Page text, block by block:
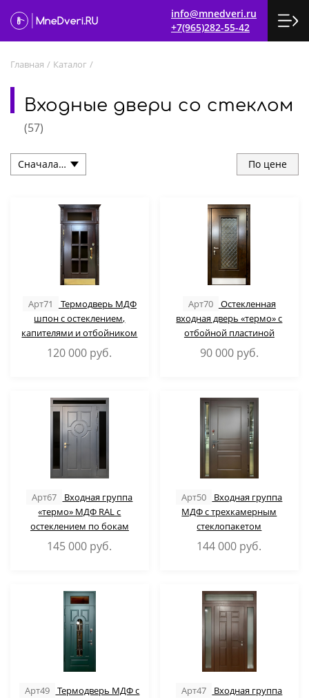
info@mnedveri.ru
+7(965)282-55-42
Главная / Каталог /
Входные двери со стеклом
(57)
По цене
Арт71
Термодверь МДФ
шпон с остеклением,
капителями и отбойником
120 000 руб.
Арт70
Остекленная
входная дверь «термо» с
отбойной пластиной
90 000 руб.
Арт67
Входная группа
«термо» МДФ RAL с
остеклением по бокам
145 000 руб.
Арт50
Входная группа
МДФ с трехкамерным
стеклопакетом
144 000 руб.
Арт49
Термодверь МДФ с
Арт47
Входная группа